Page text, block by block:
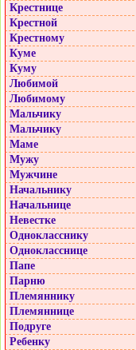
Крестнице
Крестной
Крестному
Куме
Куму
Любимой
Любимому
Мальчику
Мальчику
Маме
Мужу
Мужчине
Начальнику
Начальнице
Невестке
Однокласснику
Однокласснице
Папе
Парню
Племяннику
Племяннице
Подруге
Ребенку